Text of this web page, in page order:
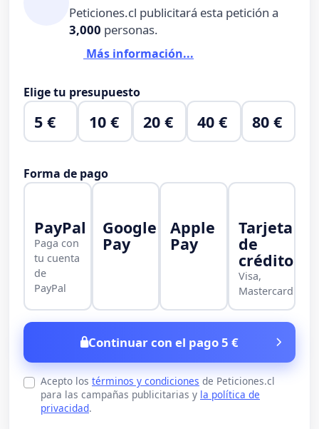
Peticiones.cl publicitará esta petición a
3,000 personas.
Más información...
Elige tu presupuesto
5 € 10 € 20 € 40 € 80 €
Forma de pago
PayPal
Paga con
tu cuenta
de
PayPal
Google
Pay
Apple
Pay
Tarjeta
de
crédito
Visa,
Mastercard
Continuar con el pago 5 €
Acepto los términos y condiciones de Peticiones.cl
para las campañas publicitarias y la política de
privacidad.